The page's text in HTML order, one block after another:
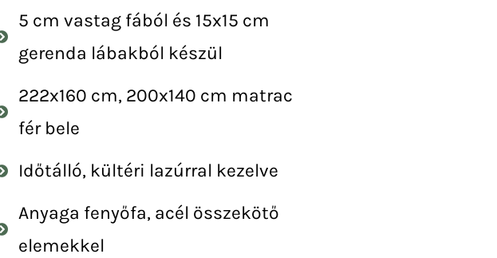
5 cm vastag fából és 15x15 cm
gerenda lábakból készül
222x160 cm, 200x140 cm matrac
fér bele
Időtálló, kültéri lazúrral kezelve
Anyaga fenyőfa, acél összekötő
elemekkel